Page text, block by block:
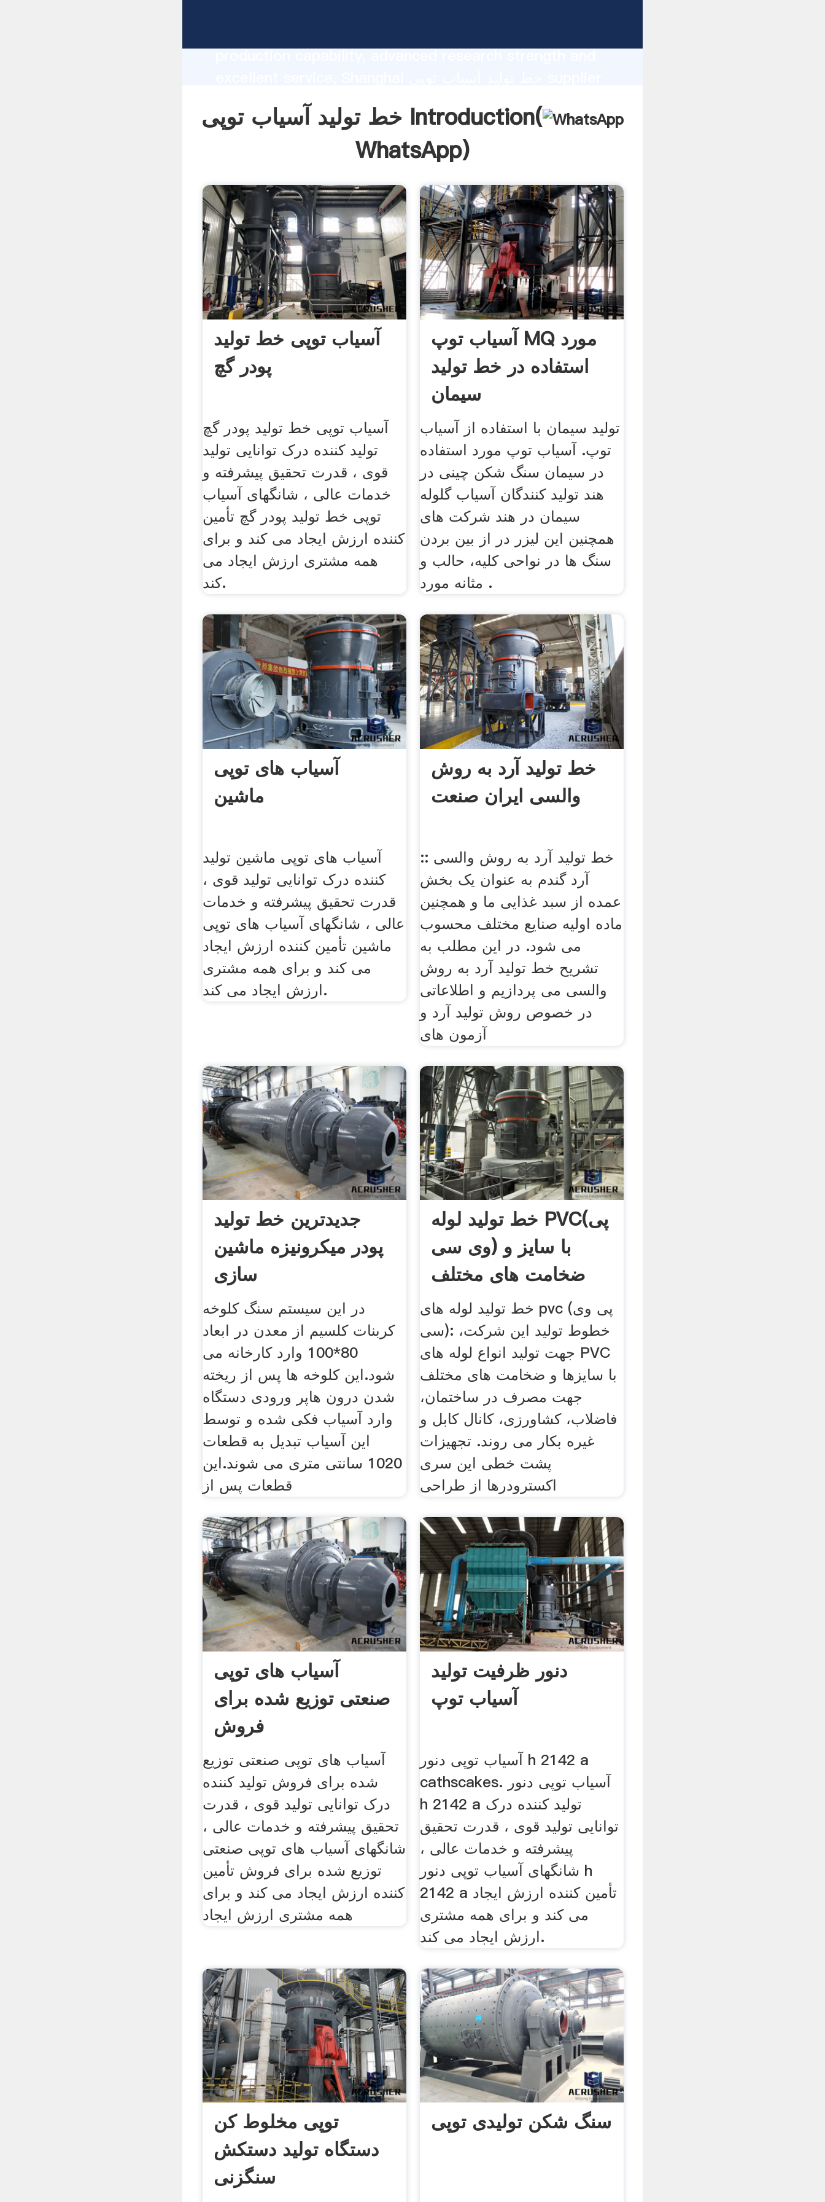
create the value and bring values to all of customers.
خط تولید آسیاب توپی Introduction(
WhatsApp)
آسیاب توپی خط تولید
پودر گچ
آسیاب توپی خط تولید پودر گچ
تولید کننده درک توانایی تولید
قوی ، قدرت تحقیق پیشرفته و
خدمات عالی ، شانگهای آسیاب
توپی خط تولید پودر گچ تأمین
کننده ارزش ایجاد می کند و برای
همه مشتری ارزش ایجاد می
کند.
آسیاب توپ MQ مورد
استفاده در خط تولید
سیمان
تولید سیمان با استفاده از آسیاب
توپ. آسیاب توپ مورد استفاده
در سیمان سنگ شکن چینی در
هند تولید کنندگان آسیاب گلوله
سیمان در هند شرکت های
همچنین این لیزر در از بین بردن
سنگ ها در نواحی کلیه، حالب و
مثانه مورد .
آسیاب های توپی
ماشین
آسیاب های توپی ماشین تولید
کننده درک توانایی تولید قوی ،
قدرت تحقیق پیشرفته و خدمات
عالی ، شانگهای آسیاب های توپی
ماشین تأمین کننده ارزش ایجاد
می کند و برای همه مشتری
ارزش ایجاد می کند.
خط تولید آرد به روش
والسی ایران صنعت
خط تولید آرد به روش والسی ::
آرد گندم به عنوان یک بخش
عمده از سبد غذایی ما و همچنین
ماده اولیه صنایع مختلف محسوب
می شود. در این مطلب به
تشریح خط تولید آرد به روش
والسی می پردازیم و اطلاعاتی
در خصوص روش تولید آرد و
آزمون های
جدیدترین خط تولید
پودر میکرونیزه ماشین
سازی
در این سیستم سنگ کلوخه
کربنات کلسیم از معدن در ابعاد
80*100 وارد کارخانه می
شود.این کلوخه ها پس از ریخته
شدن درون هاپر ورودی دستگاه
وارد آسیاب فکی شده و توسط
این آسیاب تبدیل به قطعات
1020 سانتی متری می شوند.این
قطعات پس از
خط تولید لوله PVC(پی
وی سی) با سایز و
ضخامت های مختلف
جهت
خط تولید لوله های pvc (پی وی
سی): خطوط تولید این شرکت،
جهت تولید انواع لوله های PVC
با سایزها و ضخامت های مختلف
جهت مصرف در ساختمان،
فاضلاب، کشاورزی، کانال کابل و
غیره بکار می روند. تجهیزات
پشت خطی این سری
اکسترودرها از طراحی
آسیاب های توپی
صنعتی توزیع شده برای
فروش
آسیاب های توپی صنعتی توزیع
شده برای فروش تولید کننده
درک توانایی تولید قوی ، قدرت
تحقیق پیشرفته و خدمات عالی ،
شانگهای آسیاب های توپی صنعتی
توزیع شده برای فروش تأمین
کننده ارزش ایجاد می کند و برای
همه مشتری ارزش ایجاد
دنور ظرفیت تولید
آسیاب توپ
آسیاب توپی دنور h 2142 a
cathscakes. آسیاب توپی دنور
h 2142 a تولید کننده درک
توانایی تولید قوی ، قدرت تحقیق
پیشرفته و خدمات عالی ،
شانگهای آسیاب توپی دنور h
2142 a تأمین کننده ارزش ایجاد
می کند و برای همه مشتری
ارزش ایجاد می کند.
توپی مخلوط کن
دستگاه تولید دستکش
سنگزنی
سنگ شکن تولیدی توپی